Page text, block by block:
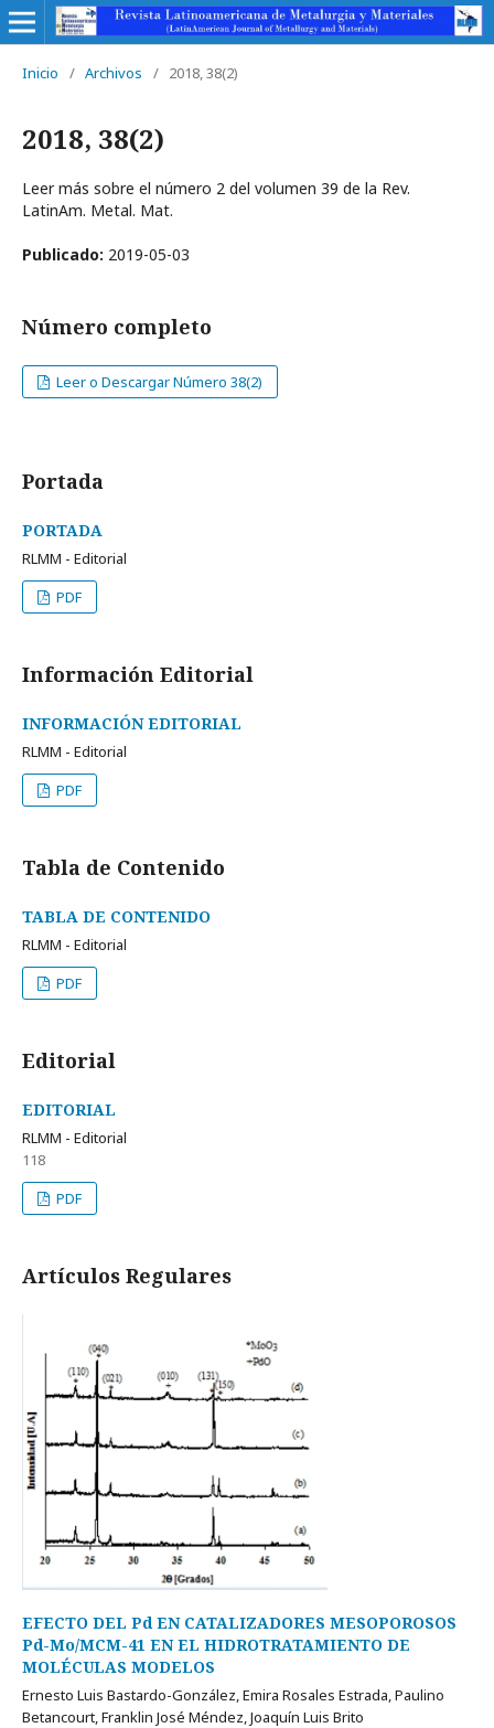
Inicio / Archivos / 2018, 38(2)
2018, 38(2)
Leer más sobre el número 2 del volumen 39 de la Rev.
LatinAm. Metal. Mat.
Publicado: 2019-05-03
Número completo
Leer o Descargar Número 38(2)
Portada
PORTADA
RLMM - Editorial
PDF
Información Editorial
INFORMACIÓN EDITORIAL
RLMM - Editorial
PDF
Tabla de Contenido
TABLA DE CONTENIDO
RLMM - Editorial
PDF
Editorial
EDITORIAL
RLMM - Editorial
118
PDF
Artí­culos Regulares
EFECTO DEL Pd EN CATALIZADORES MESOPOROSOS
Pd-Mo/MCM-41 EN EL HIDROTRATAMIENTO DE
MOLÉCULAS MODELOS
Ernesto Luis Bastardo-González, Emira Rosales Estrada, Paulino
Betancourt, Franklin José Méndez, Joaquí­n Luis Brito